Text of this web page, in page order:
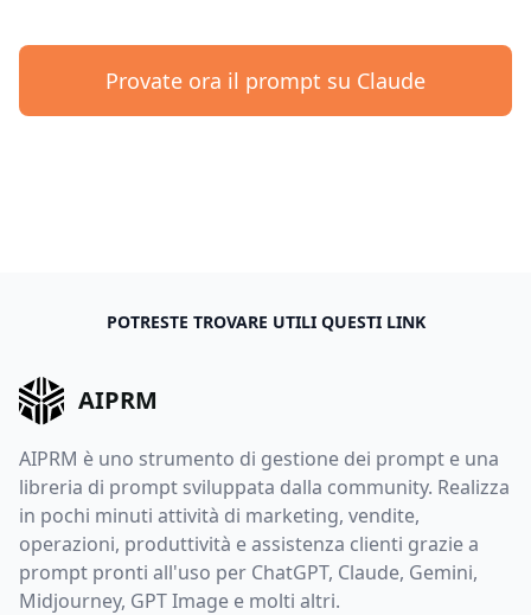
Provate ora il prompt su Claude
POTRESTE TROVARE UTILI QUESTI LINK
AIPRM
AIPRM è uno strumento di gestione dei prompt e una
libreria di prompt sviluppata dalla community. Realizza
in pochi minuti attività di marketing, vendite,
operazioni, produttività e assistenza clienti grazie a
prompt pronti all'uso per ChatGPT, Claude, Gemini,
Midjourney, GPT Image e molti altri.